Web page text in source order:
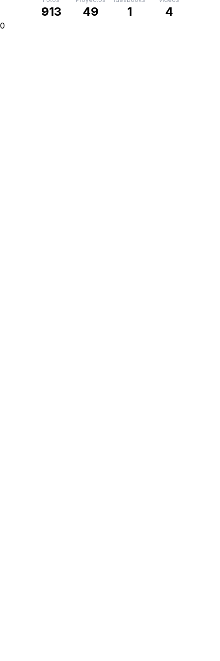
913 49 1 4
0